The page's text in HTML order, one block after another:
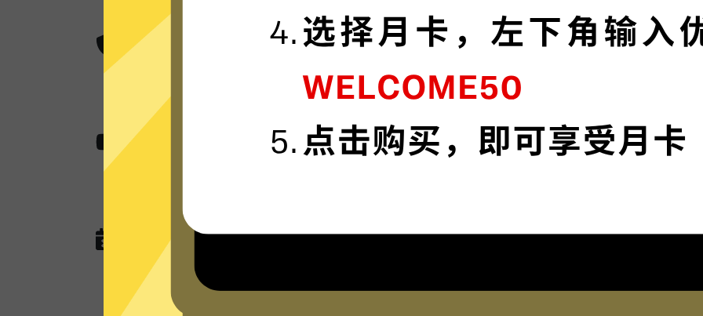
超群的数据加密 高级数据泄漏
无国界内容 保护您的IP地
无任何网络或连接记录
奈飞加速器现在没有未来也不会记录任何登录历史，网络活动，DNS
查询，以及任何可以用于识别跟踪您的信息。
在线客服